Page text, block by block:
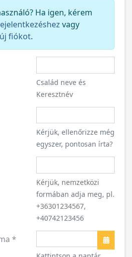
Ha igen, kérem
vagy
fiókot.
Család neve és
Keresztnév
Kérjük, ellenőrizze még
egyszer, pontosan írta?
Kérjük, nemzetközi
formában adja meg, pl.
+36301234567,
+40742123456
*
Naptár